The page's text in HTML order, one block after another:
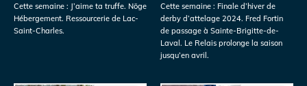
Cette semaine : J’aime ta truffe. Nöge
Hébergement. Ressourcerie de Lac-
Saint-Charles.
Cette semaine : Finale d’hiver de
derby d’attelage 2024. Fred Fortin
de passage à Sainte-Brigitte-de-
Laval. Le Relais prolonge la saison
jusqu’en avril.